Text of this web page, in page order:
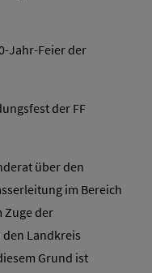
Jahr-Feier der
der FF
über den
im Bereich
Zuge der
Landkreis
Grund ist